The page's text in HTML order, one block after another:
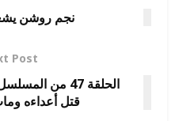
نجم روشن
Post
الحلقة 47 من
قتل أعداءه